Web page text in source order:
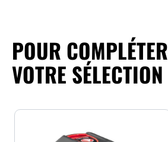
POUR COMPLÉTER
VOTRE SÉLECTION